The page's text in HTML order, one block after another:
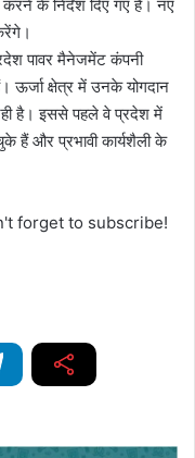
करने के निर्देश दिए गए हैं। नए
पावर मैनेजमेंट कंपनी
ऊर्जा क्षेत्र में उनके योगदान
है। इससे पहले वे प्रदेश में
हैं और प्रभावी कार्यशैली के
forget to subscribe!